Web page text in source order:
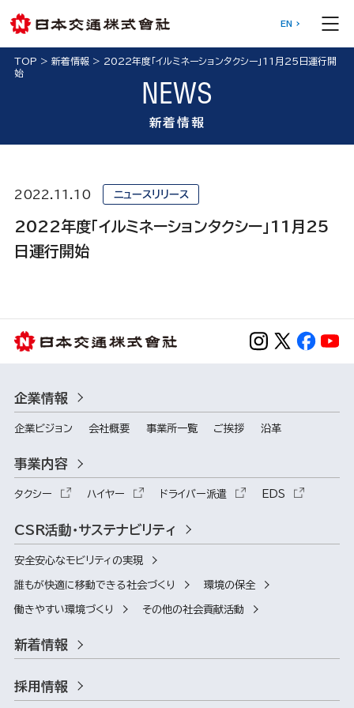
EN
TOP > 新着情報> 2022年度「イルミネーションタクシー」11月25日運行開
始
NEWS
新着情報
2022.11.10 ニュースリリース
2022年度「イルミネーションタクシー」11月25
日運行開始
企業情報
企業ビジョン 会社概要 事業所一覧 ご挨拶 沿革
事業内容
タクシー ハイヤー ドライバー派遣 EDS
CSR活動・サステナビリティ
安全安心なモビリティの実現
誰もが快適に移動できる社会づくり 環境の保全
働きやすい環境づくり その他の社会貢献活動
新着情報
採用情報